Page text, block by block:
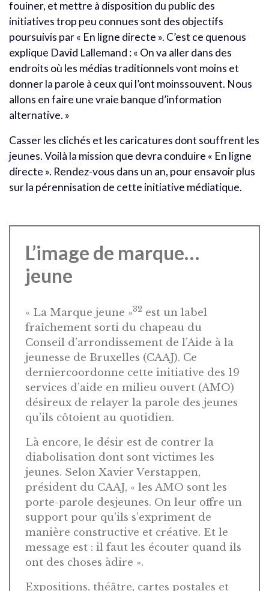
fouiner, et mettre à disposition du public des
initiatives trop peu connues sont des objectifs
poursuivis par « En ligne directe ». C’est ce quenous
explique David Lallemand : « On va aller dans des
endroits où les médias traditionnels vont moins et
donner la parole à ceux qui l’ont moinssouvent. Nous
allons en faire une vraie banque d’information
alternative. »
Casser les clichés et les caricatures dont souffrent les
jeunes. Voilà la mission que devra conduire « En ligne
directe ». Rendez-vous dans un an, pour ensavoir plus
sur la pérennisation de cette initiative médiatique.
L’image de marque…
jeune
« La Marque jeune »32 est un label
fraîchement sorti du chapeau du
Conseil d’arrondissement de l’Aide à la
jeunesse de Bruxelles (CAAJ). Ce
derniercoordonne cette initiative des 19
services d’aide en milieu ouvert (AMO)
désireux de relayer la parole des jeunes
qu’ils côtoient au quotidien.
Là encore, le désir est de contrer la
diabolisation dont sont victimes les
jeunes. Selon Xavier Verstappen,
président du CAAJ, « les AMO sont les
porte-parole desjeunes. On leur offre un
support pour qu’ils s’expriment de
manière constructive et créative. Et le
message est : il faut les écouter quand ils
ont des choses àdire ».
Expositions, théâtre, cartes postales et